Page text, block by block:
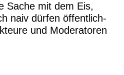
Sache mit dem Eis,
naiv dürfen öffentlich-
und Moderatoren